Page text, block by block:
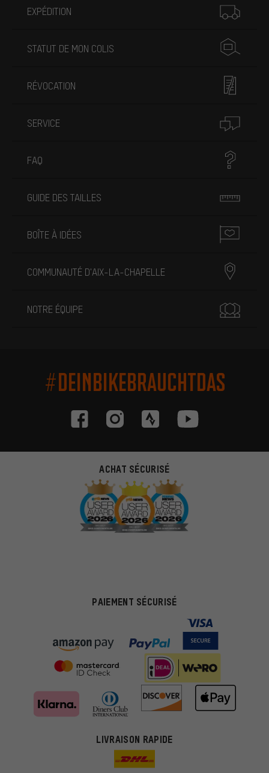
EXPÉDITION
STATUT DE MON COLIS
RÉVOCATION
SERVICE
FAQ
GUIDE DES TAILLES
BOÎTE À IDÉES
COMMUNAUTÉ D'AIX-LA-CHAPELLE
NOTRE ÉQUIPE
#DEINBIKEBRAUCHTDAS
ACHAT SÉCURISÉ
PAIEMENT SÉCURISÉ
LIVRAISON RAPIDE